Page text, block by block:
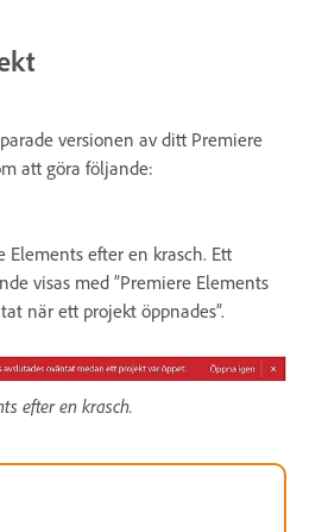
versionen av ditt Premiere
att göra följande:
Elements efter en krasch. Ett
visas med ”Premiere Elements
när ett projekt öppnades”.
efter en krasch.